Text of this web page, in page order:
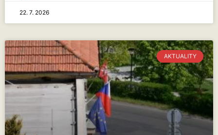
22. 7. 2026
AKTUALITY